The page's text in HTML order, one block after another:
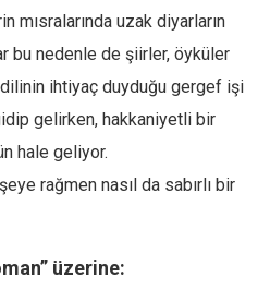
uzak diyarların
bu nedenle de şiirler, öyküler
ihtiyaç duyduğu gergef işi
gelirken, hakkaniyetli bir
hale geliyor.
rağmen nasıl da sabırlı bir
üzerine: